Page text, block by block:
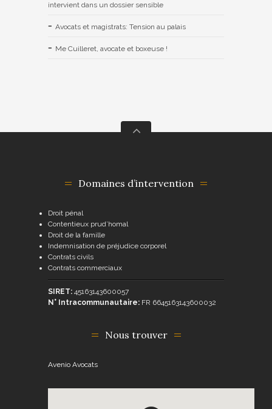
intervient dans un dossier sensible
Avocats et magistrats: Tension au palais
Me Cuilleret, avocate et boxeuse !
Domaines d’intervention
Droit pénal
Contentieux prud’homal
Droit de la famille
Indemnisation de préjudice corporel
Contrats civils
Contrats commerciaux
SIRET: 45163143600057
N° Intracommunautaire: FR 6645163143600032
Nous trouver
Avenio Avocats